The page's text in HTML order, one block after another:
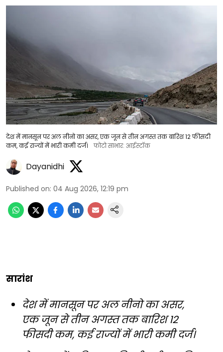
देश में मानसून पर अल नीनो का असर, एक जून से तीन अगस्त तक बारिश 12 फीसदी
कम, कई राज्यों में भारी कमी दर्ज।
फोटो साभार: आईस्टॉक
Dayanidhi
Published on: 04 Aug 2026, 12:19 pm
सारांश
देश में मानसून पर अल नीनो का असर,
एक जून से तीन अगस्त तक बारिश 12
फीसदी कम, कई राज्यों में भारी कमी दर्ज।